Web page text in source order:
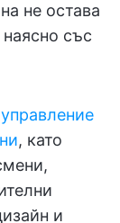
не остава
със
управление
, като
и